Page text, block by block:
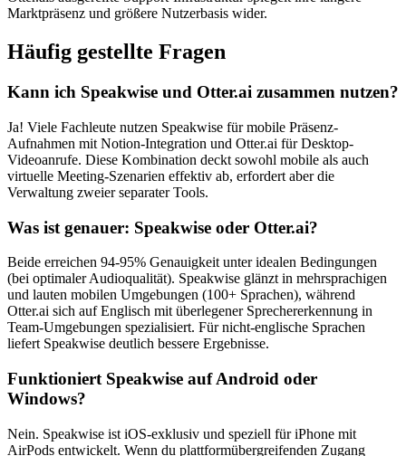
Marktpräsenz und größere Nutzerbasis wider.
Häufig gestellte Fragen
Kann ich Speakwise und Otter.ai zusammen nutzen?
Ja! Viele Fachleute nutzen Speakwise für mobile Präsenz-
Aufnahmen mit Notion-Integration und Otter.ai für Desktop-
Videoanrufe. Diese Kombination deckt sowohl mobile als auch
virtuelle Meeting-Szenarien effektiv ab, erfordert aber die
Verwaltung zweier separater Tools.
Was ist genauer: Speakwise oder Otter.ai?
Beide erreichen 94-95% Genauigkeit unter idealen Bedingungen
(bei optimaler Audioqualität). Speakwise glänzt in mehrsprachigen
und lauten mobilen Umgebungen (100+ Sprachen), während
Otter.ai sich auf Englisch mit überlegener Sprechererkennung in
Team-Umgebungen spezialisiert. Für nicht-englische Sprachen
liefert Speakwise deutlich bessere Ergebnisse.
Funktioniert Speakwise auf Android oder
Windows?
Nein. Speakwise ist iOS-exklusiv und speziell für iPhone mit
AirPods entwickelt. Wenn du plattformübergreifenden Zugang